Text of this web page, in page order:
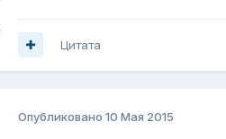
Цитата
Опубликовано 10 Мая 2015